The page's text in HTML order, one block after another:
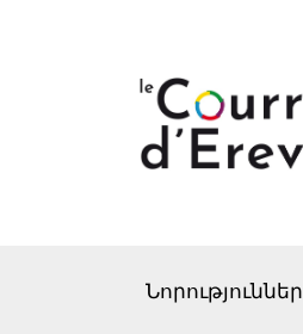
Նորություններ